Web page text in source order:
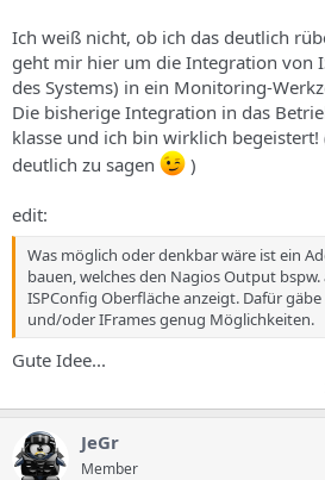
Ich weiß nicht, ob ich das deutlich
geht mir hier um die Integration von
des Systems) in ein Monitoring-
Die bisherige Integration in das
klasse und ich bin wirklich
deutlich zu sagen
)
edit:
Was möglich oder denkbar wäre ist ein
bauen, welches den Nagios Output
ISPConfig Oberfläche anzeigt. Dafür
und/oder IFrames genug Möglichkeiten.
Gute Idee...
JeGr
Member